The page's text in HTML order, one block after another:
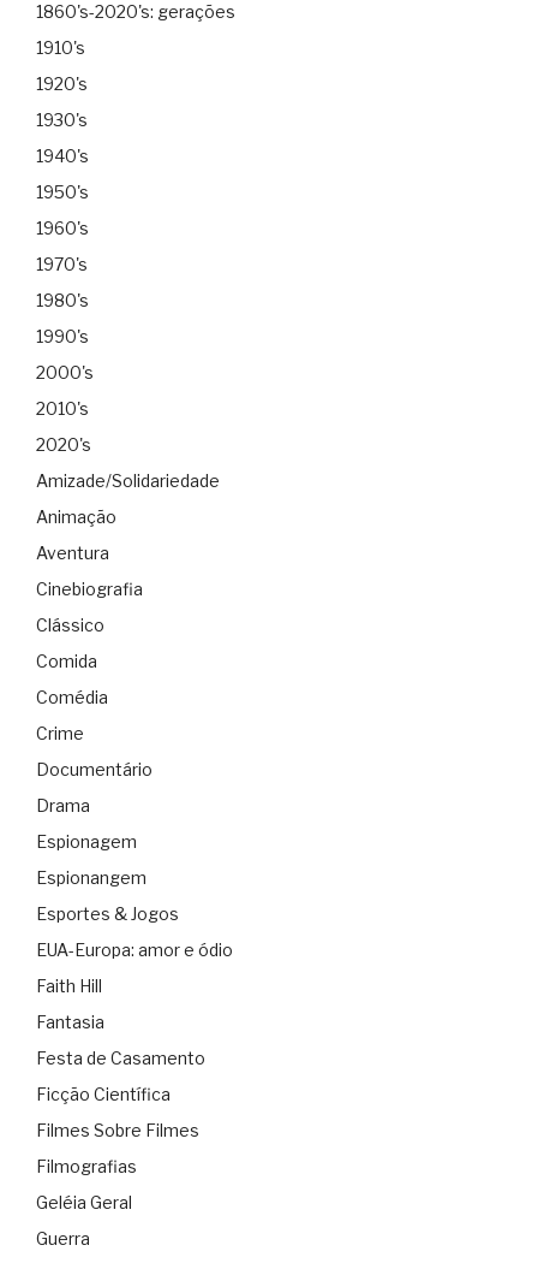
1860's-2020's: gerações
1910's
1920's
1930's
1940's
1950's
1960's
1970's
1980's
1990's
2000's
2010's
2020's
Amizade/Solidariedade
Animação
Aventura
Cinebiografia
Clássico
Comida
Comédia
Crime
Documentário
Drama
Espionagem
Espionangem
Esportes & Jogos
EUA-Europa: amor e ódio
Faith Hill
Fantasia
Festa de Casamento
Ficção Científica
Filmes Sobre Filmes
Filmografias
Geléia Geral
Guerra